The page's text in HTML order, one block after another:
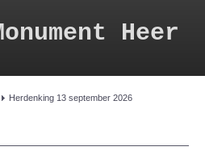
Heer
Herdenking 13 september 2026